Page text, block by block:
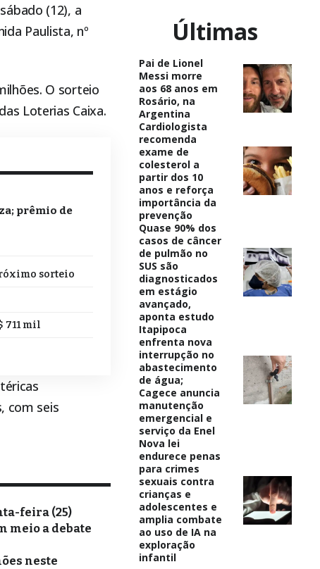
(12), a
Paulista, nº
O sorteio
Loterias Caixa.
prêmio de
sorteio
711 mil
com seis
feira (25)
meio a debate
neste
Últimas
Pai de Lionel
Messi morre
aos 68 anos em
Rosário, na
Argentina
Cardiologista
recomenda
exame de
colesterol a
partir dos 10
anos e reforça
importância da
prevenção
Quase 90% dos
casos de câncer
de pulmão no
SUS são
diagnosticados
em estágio
avançado,
aponta estudo
Itapipoca
enfrenta nova
interrupção no
abastecimento
de água;
Cagece anuncia
manutenção
emergencial e
serviço da Enel
Nova lei
endurece penas
para crimes
sexuais contra
crianças e
adolescentes e
amplia combate
ao uso de IA na
exploração
infantil